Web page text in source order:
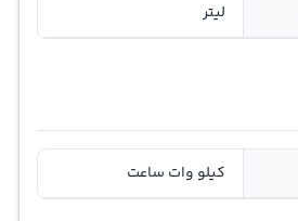
لیتر
کیلو وات ساعت